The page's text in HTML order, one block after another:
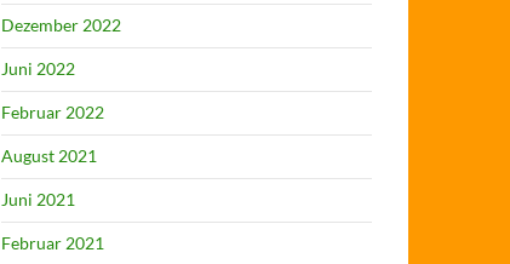
Dezember 2022
Juni 2022
Februar 2022
August 2021
Juni 2021
Februar 2021